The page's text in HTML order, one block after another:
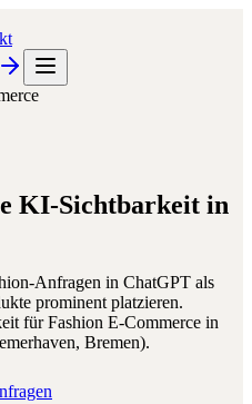
KI-Sichtbarkeit in
Anfragen in ChatGPT als
prominent platzieren.
fürFashion E-Commerce in
, Bremen).